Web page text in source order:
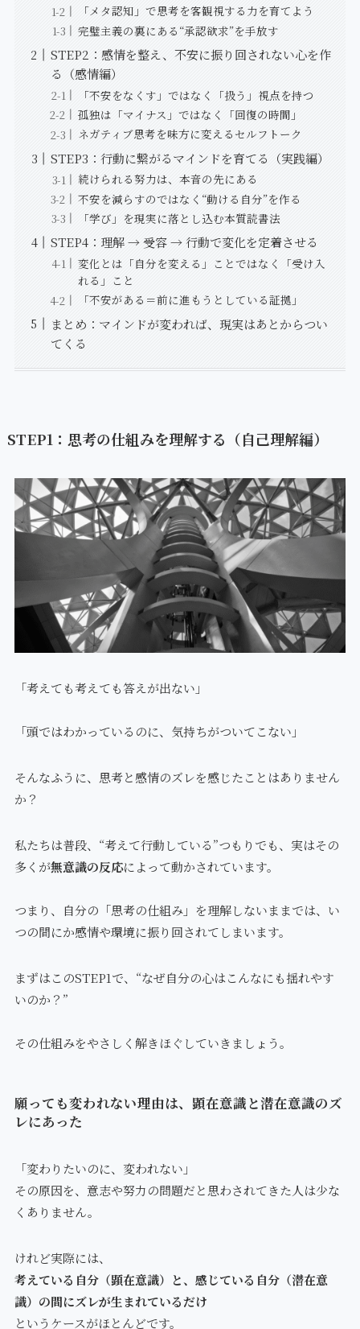
「メタ認知」で思考を客観視する力を育てよう
完璧主義の裏にある“承認欲求”を手放す
STEP2：感情を整え、不安に振り回されない心を作
る（感情編）
「不安をなくす」ではなく「扱う」視点を持つ
孤独は「マイナス」ではなく「回復の時間」
ネガティブ思考を味方に変えるセルフトーク
STEP3：行動に繋がるマインドを育てる（実践編）
続けられる努力は、本音の先にある
不安を減らすのではなく“動ける自分”を作る
「学び」を現実に落とし込む本質読書法
STEP4：理解 → 受容 → 行動で変化を定着させる
変化とは「自分を変える」ことではなく「受け入
れる」こと
「不安がある＝前に進もうとしている証拠」
まとめ：マインドが変われば、現実はあとからつい
てくる
STEP1：思考の仕組みを理解する（自己理解編）
「考えても考えても答えが出ない」
「頭ではわかっているのに、気持ちがついてこない」
そんなふうに、思考と感情のズレを感じたことはありません
か？
私たちは普段、“考えて行動している”つもりでも、実はその
多くが無意識の反応によって動かされています。
つまり、自分の「思考の仕組み」を理解しないままでは、い
つの間にか感情や環境に振り回されてしまいます。
まずはこのSTEP1で、“なぜ自分の心はこんなにも揺れやす
いのか？”
その仕組みをやさしく解きほぐしていきましょう。
願っても変われない理由は、顕在意識と潜在意識のズ
レにあった
「変わりたいのに、変われない」
その原因を、意志や努力の問題だと思わされてきた人は少な
くありません。
けれど実際には、
考えている自分（顕在意識）と、感じている自分（潜在意
識）の間にズレが生まれているだけ
というケースがほとんどです。